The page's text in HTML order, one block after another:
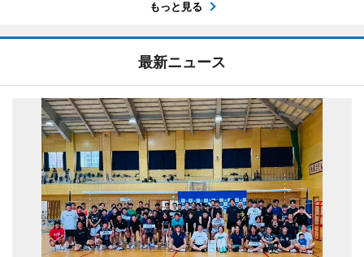
もっと見る
最新ニュース